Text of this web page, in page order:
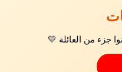
جزء من العائلة 💛